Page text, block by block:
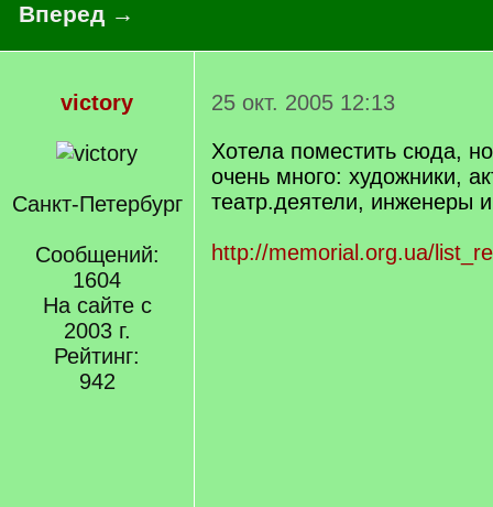
Вперед →
victory
Санкт-Петербург
Сообщений:
1604
На сайте с
2003 г.
Рейтинг:
942
25 окт. 2005 12:13
Хотела поместить сюда,
очень много: художники,
театр.деятели, инженеры
http://memorial.org.ua/